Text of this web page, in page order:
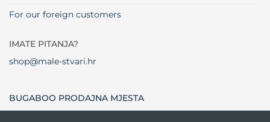
For our foreign customers
IMATE PITANJA?
shop@male-stvari.hr
BUGABOO PRODAJNA MJESTA